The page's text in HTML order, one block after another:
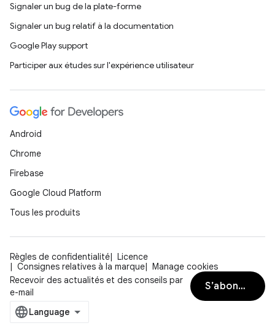
Signaler un bug de la plate-forme
Signaler un bug relatif à la documentation
Google Play support
Participer aux études sur l'expérience utilisateur
Android
Chrome
Firebase
Google Cloud Platform
Tous les produits
Règles de confidentialité
Licence
Consignes relatives à la marque
Manage cookies
Recevoir des actualités et des conseils par
e-mail
S’abonner